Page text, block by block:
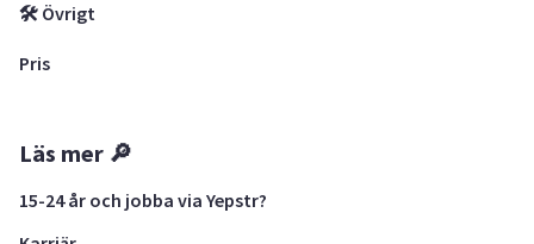
🛠 Övrigt
Pris
Läs mer 🔎
15-24 år och jobba via Yepstr?